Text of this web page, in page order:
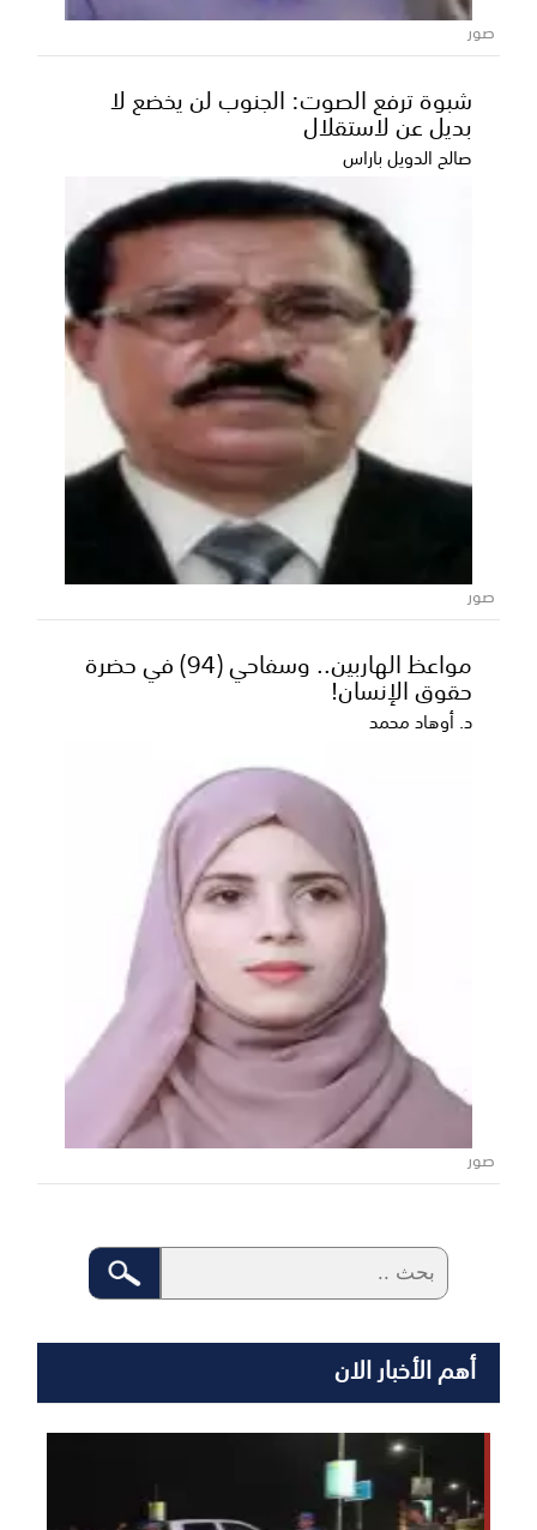
أعلن اللواء الركن أحمد سعيد بن بريك، محافظ حضرموت
الأسبق، تراجعه عن قرار تجميد عضويته في اللجنة التح...
300 مشروع تنموي سعودي تعزز الخدمات
الأساسية في المحافظات اليمنية
عكاظ - متابعات ​واصلت السعودية جهودها الحثيثة لترسيخ
ركائز النماء والاستقرار في اليمن، مقدمةً نموذجا...
صور
شبوة ترفع الصوت: الجنوب لن يخضع لا
بديل عن لاستقلال
صالح الدويل باراس
صور
مواعظ الهاربين.. وسفاحي (94) في حضرة
حقوق الإنسان!
د. أوهاد محمد
صور
أهم الأخبار الان